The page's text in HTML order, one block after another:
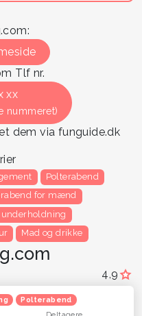
Tlf nr.
xx
nummeret)
dem via funguide.dk
Polterabend
for mænd
underholdning
Mad og drikke
4,9
Polterabend